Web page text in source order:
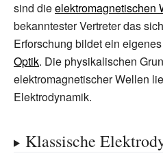
sind dieelektromagnetischen
bekanntester Vertreter das
Erforschung bildet ein
Optik. Die physikalischen
elektromagnetischer Wellen
Elektrodynamik.
Klassische